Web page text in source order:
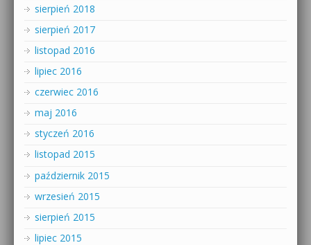
sierpień 2018
sierpień 2017
listopad 2016
lipiec 2016
czerwiec 2016
maj 2016
styczeń 2016
listopad 2015
październik 2015
wrzesień 2015
sierpień 2015
lipiec 2015